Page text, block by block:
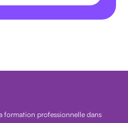
formation professionnelle dans